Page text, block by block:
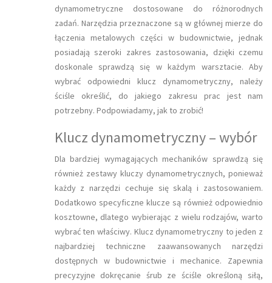
dynamometryczne dostosowane do różnorodnych
zadań. Narzędzia przeznaczone są w głównej mierze do
łączenia metalowych części w budownictwie, jednak
posiadają szeroki zakres zastosowania, dzięki czemu
doskonale sprawdzą się w każdym warsztacie. Aby
wybrać odpowiedni klucz dynamometryczny, należy
ściśle określić, do jakiego zakresu prac jest nam
potrzebny. Podpowiadamy, jak to zrobić!
Klucz dynamometryczny – wybór
Dla bardziej wymagających mechaników sprawdzą się
również zestawy kluczy dynamometrycznych, ponieważ
każdy z narzędzi cechuje się skalą i zastosowaniem.
Dodatkowo specyficzne klucze są również odpowiednio
kosztowne, dlatego wybierając z wielu rodzajów, warto
wybrać ten właściwy. Klucz dynamometryczny to jeden z
najbardziej techniczne zaawansowanych narzędzi
dostępnych w budownictwie i mechanice. Zapewnia
precyzyjne dokręcanie śrub ze ściśle określoną siłą,